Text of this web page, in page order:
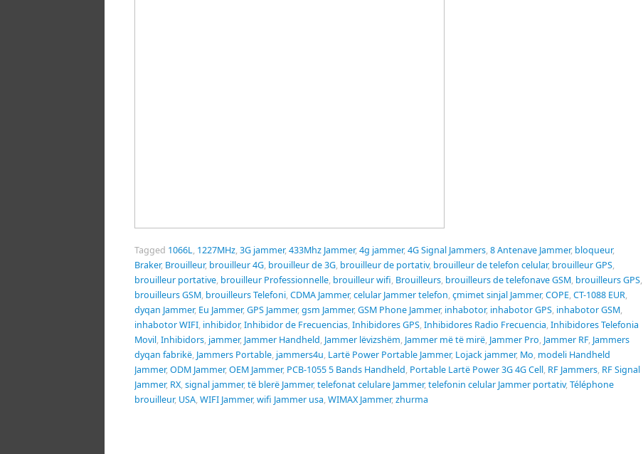
Tagged 1066L, 1227MHz,3G jammer,433Mhz Jammer,4g jammer,4G Signal Jammers,8 Antenave Jammer, bloqueur,
Braker, Brouilleur, brouilleur 4G, brouilleur de 3G, brouilleur de portativ, brouilleur de telefon celular, brouilleur GPS,
brouilleur portative, brouilleur Professionnelle, brouilleur wifi, Brouilleurs, brouilleurs de telefonave GSM, brouilleurs GPS,
brouilleurs GSM, brouilleurs Telefoni,CDMA Jammer,celular Jammer telefon,çmimet sinjal Jammer,COPE,CT-1088 EUR,
dyqan Jammer, Eu Jammer,GPS Jammer,gsm Jammer,GSM Phone Jammer, inhabotor, inhabotor GPS, inhabotor GSM,
inhabotor WIFI, inhibidor,Inhibidor de Frecuencias,Inhibidores GPS,Inhibidores Radio Frecuencia,Inhibidores Telefonia
Movil,Inhibidors, jammer, Jammer Handheld, Jammer lëvizshëm, Jammer më të mirë, Jammer Pro, Jammer RF, Jammers
dyqan fabrikë, Jammers Portable, jammers4u, Lartë Power Portable Jammer, Lojack jammer, Mo, modeli Handheld
Jammer,ODM Jammer,OEM Jammer, PCB-1055 5 Bands Handheld, Portable Lartë Power 3G 4G Cell, RF Jammers, RF Signal
Jammer, RX,signal jammer,të blerë Jammer,telefonat celulare Jammer,telefonin celular Jammer portativ,Téléphone
brouilleur, USA,WIFI Jammer,wifi Jammer usa,WIMAX Jammer,zhurma